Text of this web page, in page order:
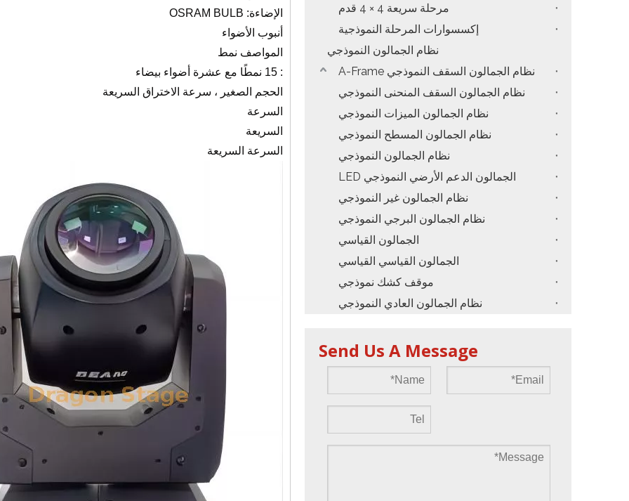
الإضاءة: OSRAM BULB
أنبوب الأضواء
المواصف نمط
: ​​15 نمطًا مع عشرة أضواء بيضاء
الحجم الصغير ، سرعة الاختراق السريعة
السرعة
السريعة
السرعة السريعة
مرحلة سريعة 4 × 4 قدم
إكسسوارات المرحلة النموذجية
نظام الجمالون النموذجي
نظام الجمالون السقف النموذجي A-Frame
نظام الجمالون السقف المنحنى النموذجي
نظام الجمالون الميزات النموذجي
نظام الجمالون المسطح النموذجي
نظام الجمالون النموذجي
الجمالون الدعم الأرضي النموذجي LED
نظام الجمالون غير النموذجي
نظام الجمالون البرجي النموذجي
الجمالون القياسي
الجمالون القياسي القياسي
موقف كشك نموذجي
نظام الجمالون العادي النموذجي
Send Us A Message